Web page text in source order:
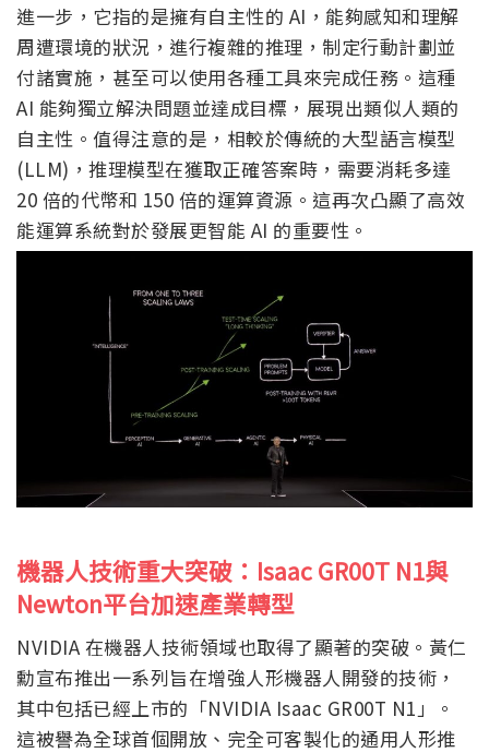
進一步，它指的是擁有自主性的 AI，能夠感知和理解
周遭環境的狀況，進行複雜的推理，制定行動計劃並
付諸實施，甚至可以使用各種工具來完成任務。這種
AI 能夠獨立解決問題並達成目標，展現出類似人類的
自主性。值得注意的是，相較於傳統的大型語言模型
(LLM)，推理模型在獲取正確答案時，需要消耗多達
20 倍的代幣和 150 倍的運算資源。這再次凸顯了高效
能運算系統對於發展更智能 AI 的重要性。
機器人技術重大突破：Isaac GR00T N1與
Newton平台加速產業轉型
NVIDIA 在機器人技術領域也取得了顯著的突破。黃仁
勳宣布推出一系列旨在增強人形機器人開發的技術，
其中包括已經上市的「NVIDIA Isaac GR00T N1」。
這被譽為全球首個開放、完全可客製化的通用人形推